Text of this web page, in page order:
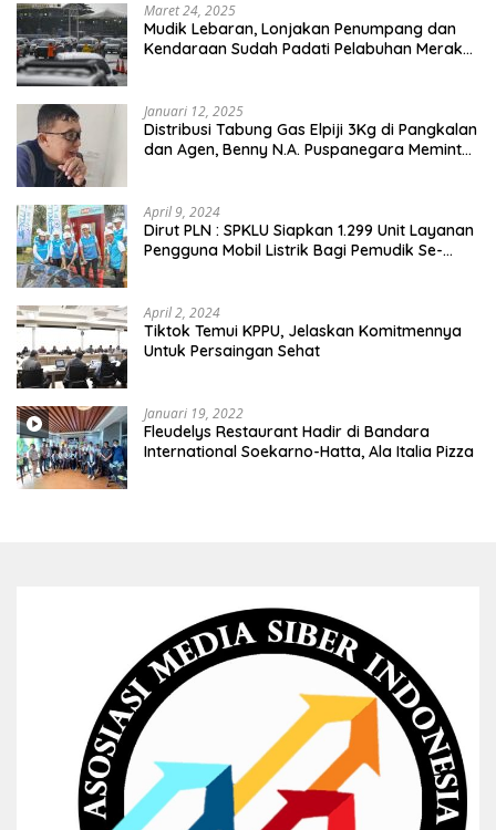
Maret 24, 2025
Mudik Lebaran, Lonjakan Penumpang dan
Kendaraan Sudah Padati Pelabuhan Merak
Januari 12, 2025
Distribusi Tabung Gas Elpiji 3Kg di Pangkalan
dan Agen, Benny N.A. Puspanegara Meminta
April 9, 2024
Dirut PLN : SPKLU Siapkan 1.299 Unit Layanan
Pengguna Mobil Listrik Bagi Pemudik Se-
April 2, 2024
Tiktok Temui KPPU, Jelaskan Komitmennya
Untuk Persaingan Sehat
Januari 19, 2022
Fleudelys Restaurant Hadir di Bandara
International Soekarno-Hatta, Ala Italia Pizza